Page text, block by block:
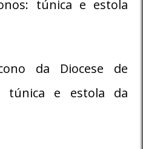
túnica e estola
da Diocese de
túnica e estola da